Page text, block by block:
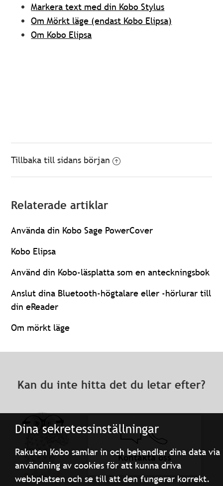
Dina sekretessinställningar
Rakuten Kobo samlar in och behandlar dina data via
användning av cookies för att kunna driva
webbplatsen och se till att den fungerar korrekt.
Markera text med din Kobo Stylus
Om Mörkt läge (endast Kobo Elipsa)
Om Kobo Elipsa
Tillbaka till sidans början
Relaterade artiklar
Använda din Kobo Sage PowerCover
Kobo Elipsa
Använd din Kobo-läsplatta som en anteckningsbok
Anslut dina Bluetooth-högtalare eller -hörlurar till
din eReader
Om mörkt läge
Kan du inte hitta det du letar efter?
Kontakta oss